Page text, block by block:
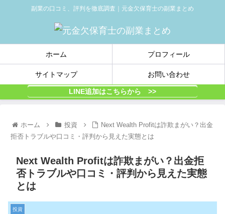
副業の口コミ、評判を徹底調査｜元金欠保育士の副業まとめ
ホーム プロフィール
サイトマップ お問い合わせ
LINE追加はこちらから >>
ホーム 投資
Next Wealth Profitは詐欺まがい？出金
拒否トラブルや口コミ・評判から見えた実態とは
Next Wealth Profitは詐欺まがい？出金拒
否トラブルや口コミ・評判から見えた実態
とは
投資